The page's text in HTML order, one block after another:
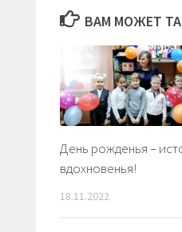
ВАМ МОЖЕТ
День рожденья –
вдохновенья!
18.11.2022